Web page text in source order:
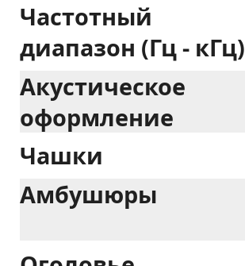
Частотный
диапазон (Гц - кГц)
Акустическое
оформление
Чашки
Амбушюры